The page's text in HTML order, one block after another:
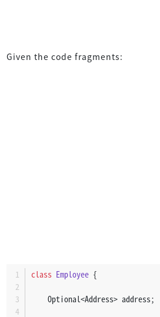
Given the code fragments:
class Employee {
    Optional<Address> address;